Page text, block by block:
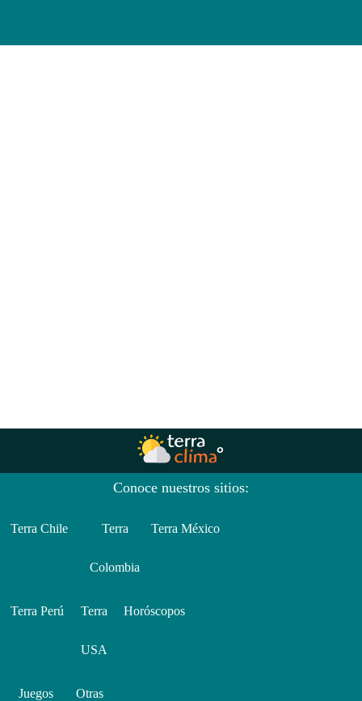
Conoce nuestros sitios:
Terra Chile Terra
Colombia
Terra México
Terra Perú Terra
USA
Horóscopos
Juegos Otras